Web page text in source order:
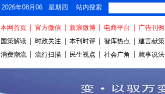
2026年08月06 星期四 站内搜索
本网首页 官方微信 新浪微博 电商平台 广告刊例
国策解读
时政关注 本刊时评 智库热点 建言献策
消费潮流
流行扫描 民生视点 社会广角 就事说法